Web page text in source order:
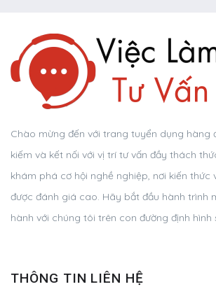
Chào mừng đến với trang tuyển dụng hàng
kiếm và kết nối với vị trí tư vấn đầy thách
khám phá cơ hội nghề nghiệp, nơi kiến thức
được đánh giá cao. Hãy bắt đầu hành trình
hành với chúng tôi trên con đường định hình
THÔNG TIN LIÊN HỆ